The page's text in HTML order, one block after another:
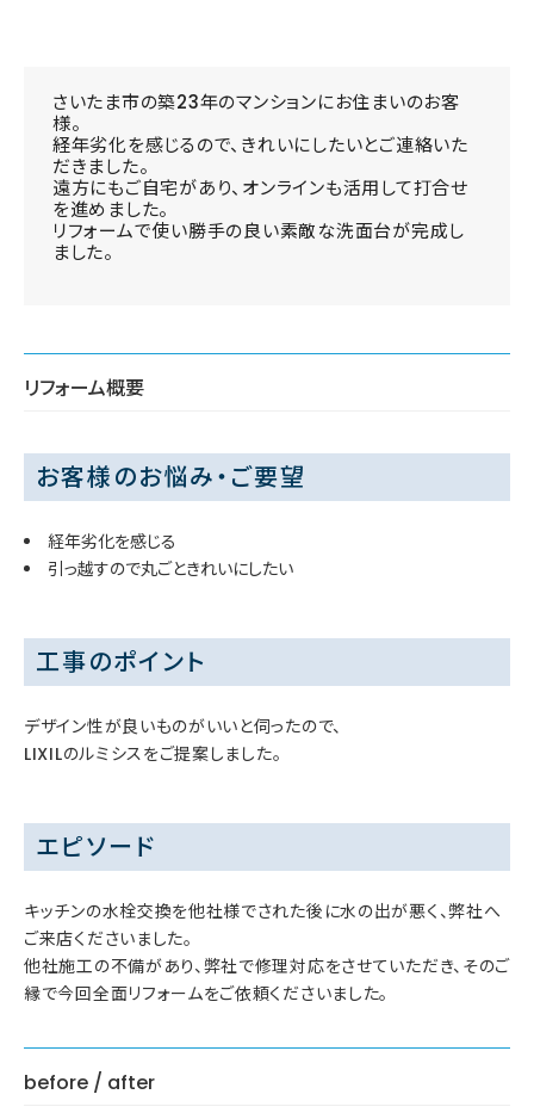
さいたま市の築23年のマンションにお住まいのお客
様。
経年劣化を感じるので、きれいにしたいとご連絡いた
だきました。
遠方にもご自宅があり、オンラインも活用して打合せ
を進めました。
リフォームで使い勝手の良い素敵な洗面台が完成し
ました。
リフォーム概要
お客様のお悩み・ご要望
経年劣化を感じる
引っ越すので丸ごときれいにしたい
工事のポイント
デザイン性が良いものがいいと伺ったので、
LIXILのルミシスをご提案しました。
エピソード
キッチンの水栓交換を他社様でされた後に水の出が悪く、弊社へ
ご来店くださいました。
他社施工の不備があり、弊社で修理対応をさせていただき、そのご
縁で今回全面リフォームをご依頼くださいました。
before / after